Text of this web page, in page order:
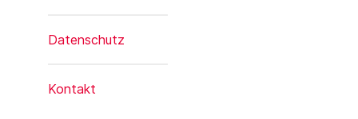
Datenschutz
Kontakt